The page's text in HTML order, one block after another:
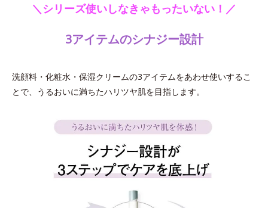
＼シリーズ使いしなきゃもったいない！／
3アイテムのシナジー設計
洗顔料・化粧水・保湿クリームの3アイテムをあわせ使いするこ
とで、うるおいに満ちたハリツヤ肌を目指します。